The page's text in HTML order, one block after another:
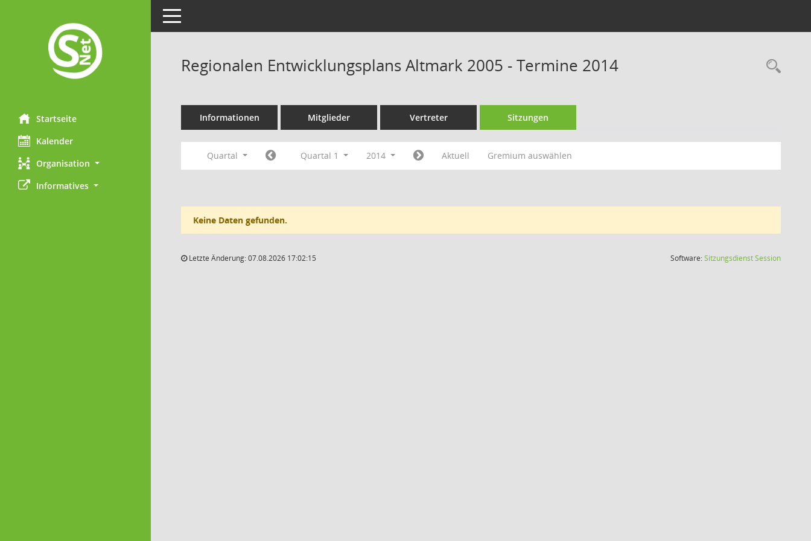
Startseite
Kalender
Organisation
Informatives
Toggle navigation
Regionalen Entwicklungsplans Altmark 2005 - Termine 2014
Informationen Mitglieder Vertreter Sitzungen
Quartal Quartal 1 2014 Aktuell Gremium auswählen
Keine Daten gefunden.
Letzte Änderung: 07.08.2026 17:02:15 Software:SitzungsdienstSession(Wird in